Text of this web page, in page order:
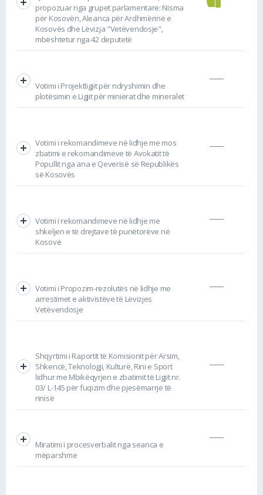
propozuar nga grupet parlamentare: Nisma
për Kosovën, Aleanca për Ardhmërinë e
Kosovës dhe Lëvizja "Vetëvendosje",
mbështetur nga 42 deputetë
Votimi i Projektligjit për ndryshimin dhe
plotësimin e Ligjit për minierat dhe mineralet
Votimi i rekomandimeve në lidhje me mos
zbatimi e rekomandimeve të Avokatit të
Popullit nga ana e Qeverisë së Republikës
së Kosovës
Votimi i rekomandimeve në lidhje me
shkeljen e të drejtave të punëtorëve në
Kosovë
Votimi i Propozim-rezolutës në lidhje me
arrestimet e aktivistëve të Lëvizjes
Vetëvendosje
Shqyrtimi i Raportit të Komisionit për Arsim,
Shkencë, Teknologji, Kulturë, Rini e Sport
lidhur me Mbikëqyrjen e zbatimit të Ligjit nr.
03/ L-145 për fuqizim dhe pjesëmarrje të
rinisë
Miratimi i procesverbalit nga seanca e
mëparshme